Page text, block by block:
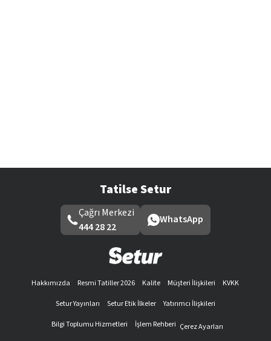
Tatilse Setur
Çağrı Merkezi
444 28 22
WhatsApp
Hakkımızda Resmi Tatiller 2026 Kalite Müşteri İlişkileri
KVKK
Setur Yayınları
Setur Etik İlkeler
Yatırımcı İlişkileri
Bilgi Toplumu Hizmetleri
İşlem Rehberi Çerez Ayarları